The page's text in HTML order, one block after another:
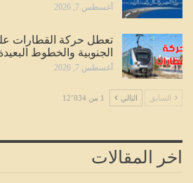
أغسطس 7, 2026
تعطل حركة القطارات
الجنوبية والخطوط
أغسطس 7, 2026
السابق التالي 1 من 12٬034
اخر المقالات